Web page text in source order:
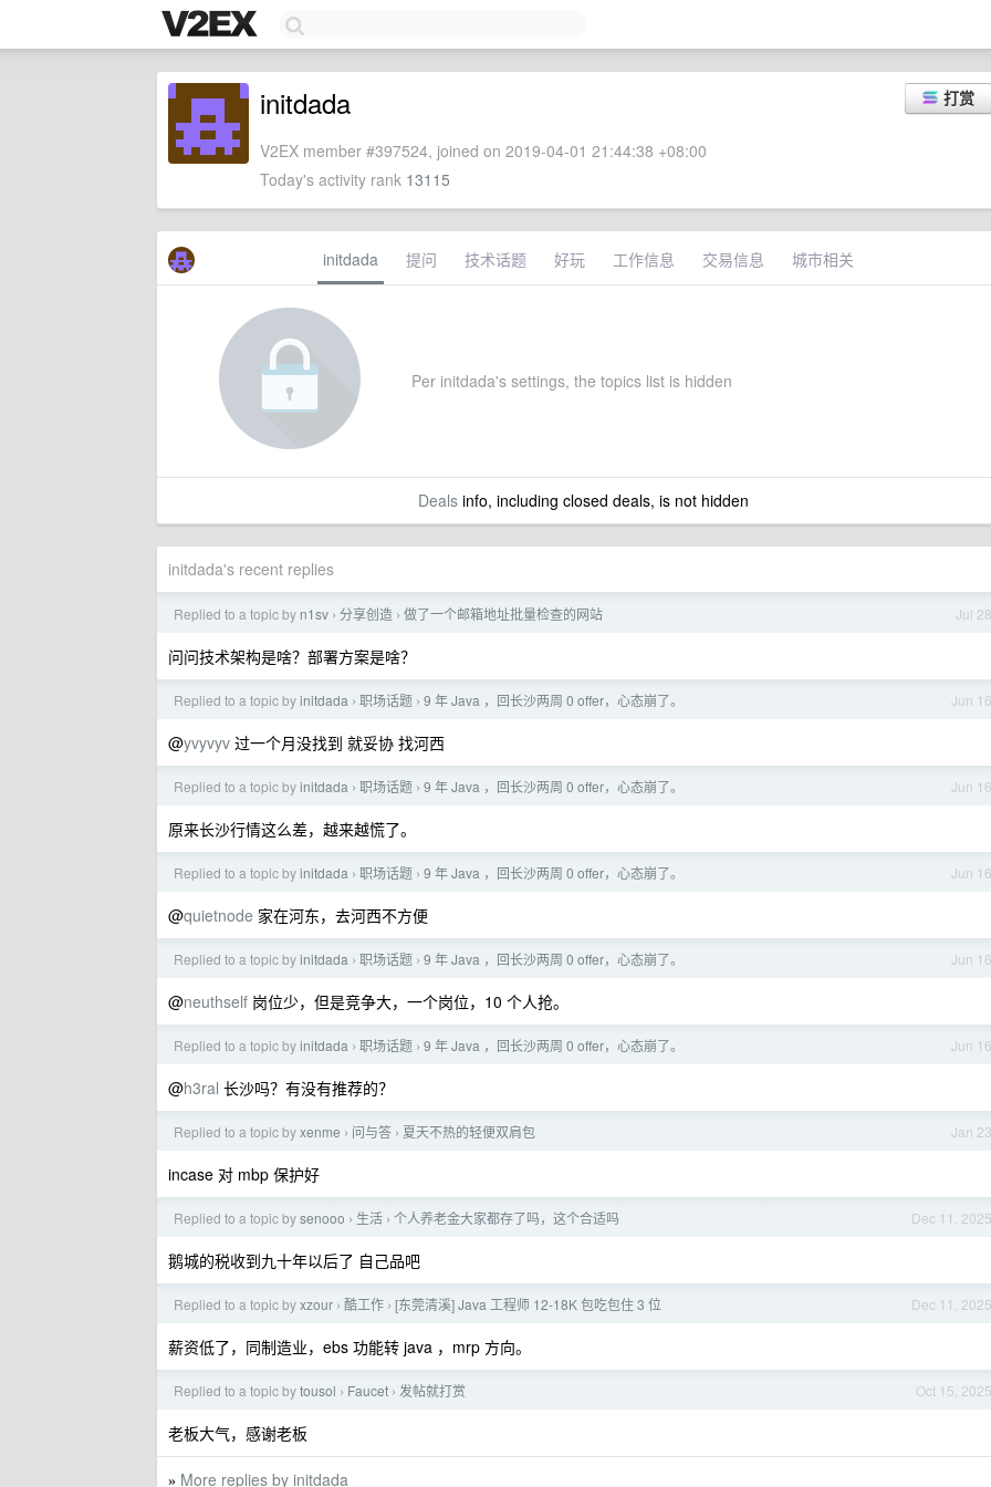
打赏
initdada
V2EX member #397524, joined on 2019-04-01 21:44:38 +08:00
Today's activity rank 13115
initdada 提问 技术话题 好玩 工作信息 交易信息 城市相关
Per initdada's settings, the topics list is hidden
Dealsinfo, including closed deals, is not hidden
initdada's recent replies
Jul 28
Replied to a topic by n1sv › 分享创造 › 做了一个邮箱地址批量检查的网站
问问技术架构是啥？部署方案是啥？
Jun 16
Replied to a topic byinitdada › 职场话题 › 9 年 Java ，回长沙两周 0 offer，心态崩了。
@yvyvyv 过一个月没找到 就妥协 找河西
Jun 16
Replied to a topic byinitdada › 职场话题 › 9 年 Java ，回长沙两周 0 offer，心态崩了。
原来长沙行情这么差，越来越慌了。
Jun 16
Replied to a topic byinitdada › 职场话题 › 9 年 Java ，回长沙两周 0 offer，心态崩了。
@quietnode 家在河东，去河西不方便
Jun 16
Replied to a topic byinitdada › 职场话题 › 9 年 Java ，回长沙两周 0 offer，心态崩了。
@neuthself 岗位少，但是竞争大，一个岗位，10 个人抢。
Jun 16
Replied to a topic byinitdada › 职场话题 › 9 年 Java ，回长沙两周 0 offer，心态崩了。
@h3ral 长沙吗？有没有推荐的？
Jan 23
Replied to a topic byxenme › 问与答 › 夏天不热的轻便双肩包
incase 对 mbp 保护好
Dec 11, 2025
Replied to a topic bysenooo › 生活 › 个人养老金大家都存了吗，这个合适吗
鹅城的税收到九十年以后了 自己品吧
Dec 11, 2025
Replied to a topic byxzour › 酷工作 › [东莞清溪] Java 工程师 12-18K 包吃包住 3 位
薪资低了，同制造业，ebs 功能转 java ，mrp 方向。
Oct 15, 2025
Replied to a topic bytousol › Faucet › 发帖就打赏
老板大气，感谢老板
» More replies by initdada